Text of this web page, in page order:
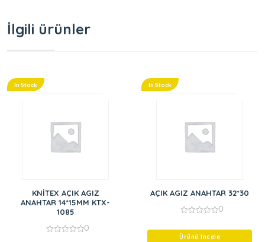
İlgili ürünler
In Stock
KNİTEX AÇIK AGIZ
ANAHTAR 14*15MM KTX-
1085
0
In Stock
AÇIK AGIZ ANAHTAR 32*30
of
0
Ürünü İncele